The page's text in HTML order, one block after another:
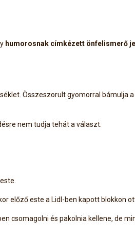
humorosnak címkézett önfelismerő
Összeszorult gyomorral bámulja
nem tudja tehát a választ.
előző este a Lidl-ben kapott blokkon
csomagolni és pakolnia kellene, de